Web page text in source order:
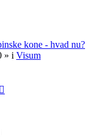
kone - hvad nu?
» i Visum